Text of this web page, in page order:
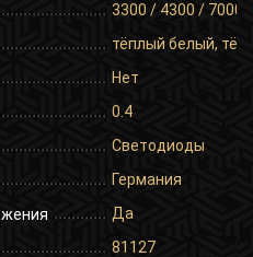
3300 / 4300 / 7000
тёплый белый,
Нет
0.4
Светодиоды
Германия
Да
81127